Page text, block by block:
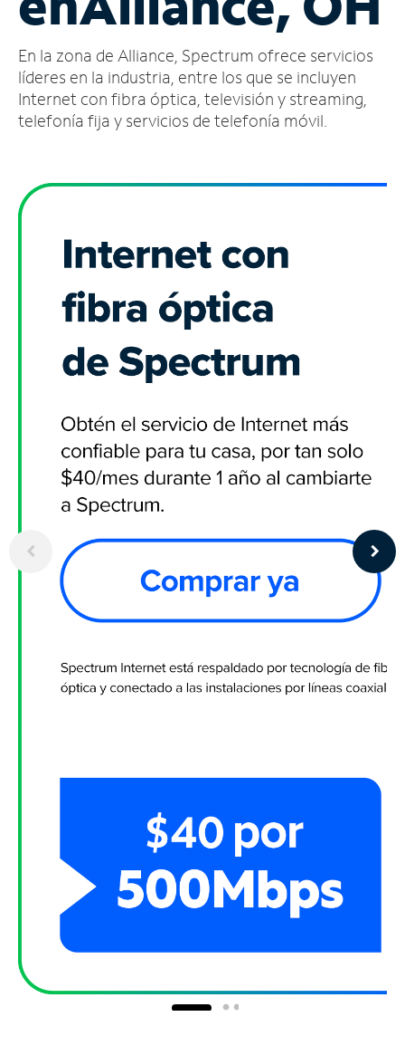
cuenta
Encuentra
una
tienda
En la zona de Alliance, Spectrum ofrece servicios
líderes en la industria, entre los que se incluyen
Internet con fibra óptica, televisión y streaming,
telefonía fija y servicios de telefonía móvil.